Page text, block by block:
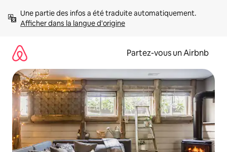
directement
Afficher dans la langue d'origine
Partez-vous un Airbnb